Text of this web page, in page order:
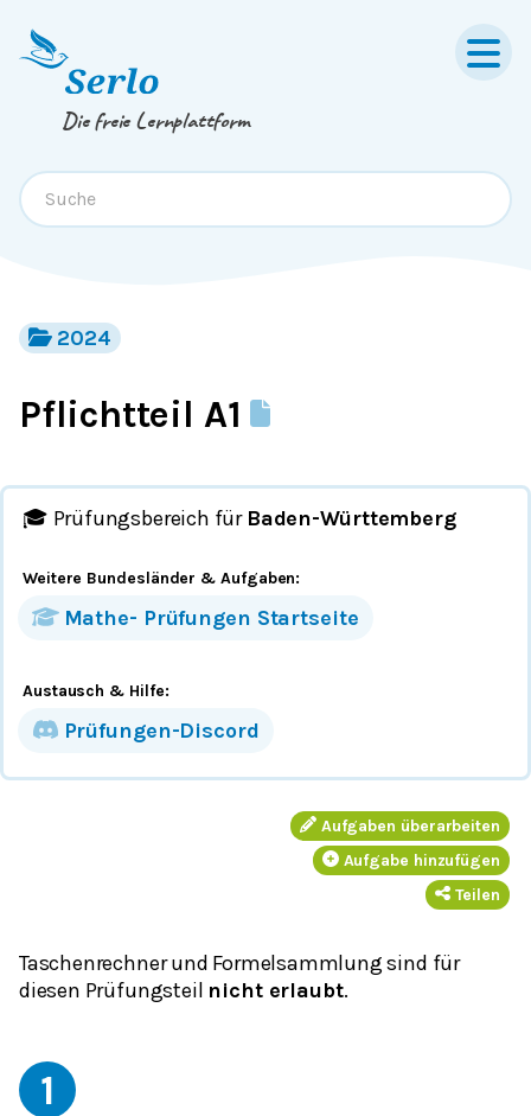
Springe zum
Die freie Lernplattform
2024
Pflichtteil A1
🎓 Prüfungsbereich für Baden-Württemberg
Weitere Bundesländer & Aufgaben:
Mathe- Prüfungen Startseite
Austausch & Hilfe:
Prüfungen-Discord
Aufgaben überarbeiten
Aufgabe hinzufügen
Teilen
Taschenrechner und Formelsammlung sind für
diesen Prüfungsteil nicht erlaubt.
1